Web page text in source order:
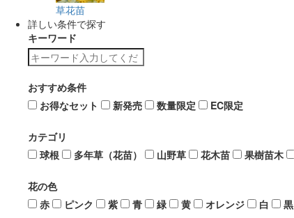
草花苗
詳しい条件で探す
キーワード
おすすめ条件
お得なセット
新発売 数量限定 EC限定
カテゴリ
球根
多年草（花苗） 山野草 花木苗 果樹苗木
花の色
赤
ピンク 紫 青 緑 黄 オレンジ 白 黒